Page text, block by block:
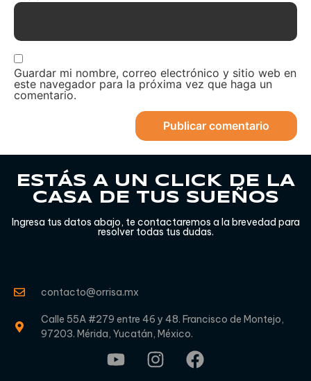
Guardar mi nombre, correo electrónico y sitio web en
este navegador para la próxima vez que haga un
comentario.
ESTÁS A UN CLICK DE LA
CASA DE TUS SUEÑOS
Ingresa tus datos abajo, te contactaremos a la brevedad para
resolver todas tus dudas.
contacto@orrisa.mx
Calle 55A #279 entre 46 y 48. Francisco de Montejo,
97203. Mérida, Yucatán, México.